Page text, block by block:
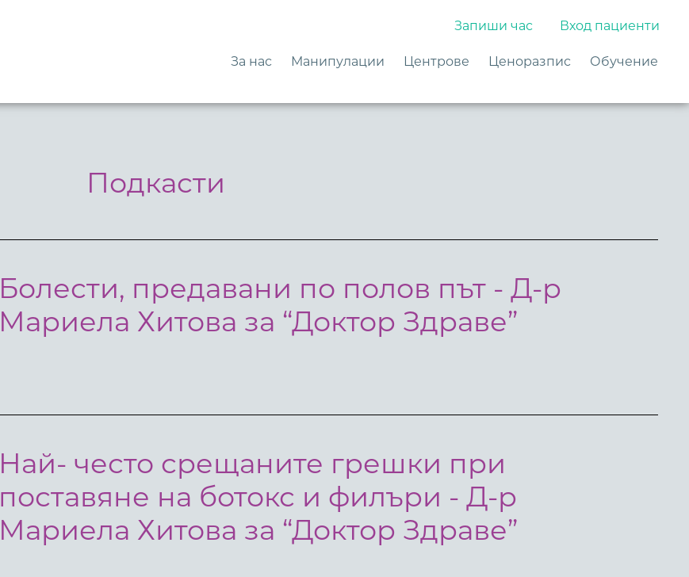
Запиши час Вход пациенти
За нас Манипулации Центрове Ценоразпис Обучение
Подкасти
Болести, предавани по полов път - Д-р
Мариела Хитова за “Доктор Здраве”
Най- често срещаните грешки при
поставяне на ботокс и филъри - Д-р
Мариела Хитова за “Доктор Здраве”